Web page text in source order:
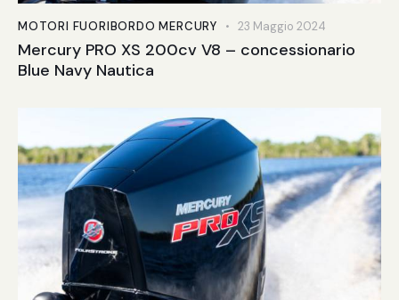
MOTORI FUORIBORDO MERCURY 23 Maggio 2024
Mercury PRO XS 200cv V8 – concessionario
Blue Navy Nautica